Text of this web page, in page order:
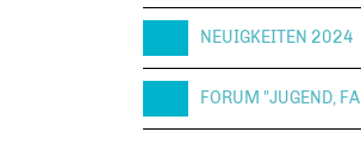
NEUIGKEITEN 2024
FORUM "JUGEND,